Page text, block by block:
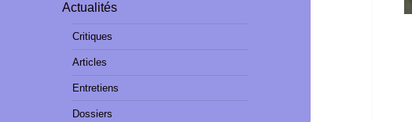
Actualités
Critiques
Articles
Entretiens
Dossiers